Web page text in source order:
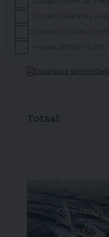
Suzuki DF4PK AL
Suzuki DF2,5PK L
Honda BF50PK
Honda BF30PK LRTU
Honda BF10PK LHU
Honda BF2.3PK
Tohatsu MFS50A ETL
Tohatsu MFS40A
Download
Totaal:
Kom langs